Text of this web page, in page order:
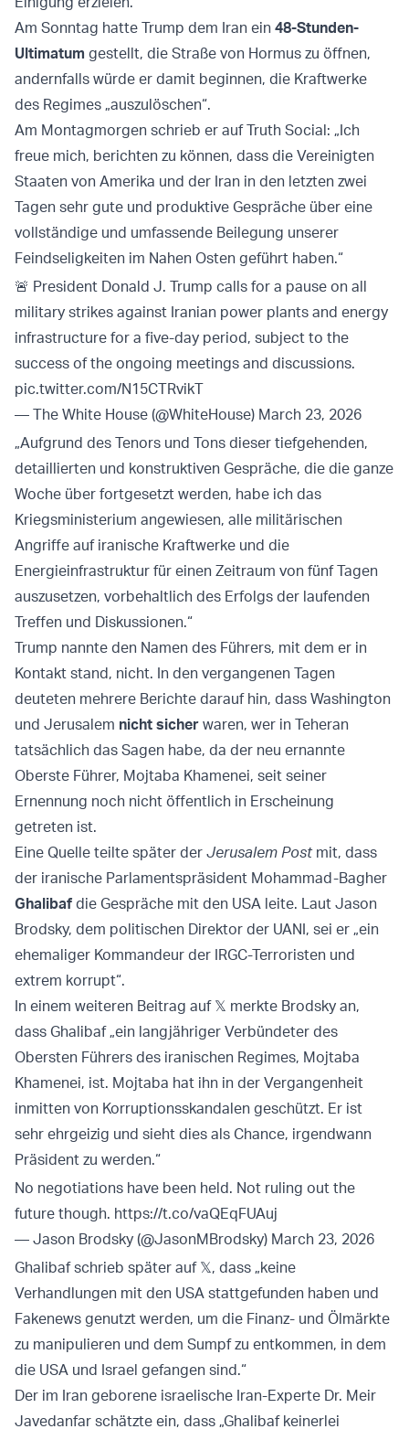
Am Sonntag hatte Trump dem Iran ein 48-Stunden-
Ultimatum gestellt, die Straße von Hormus zu öffnen,
andernfalls würde er damit beginnen, die Kraftwerke
des Regimes „auszulöschen“.
Am Montagmorgen schrieb er auf Truth Social: „Ich
freue mich, berichten zu können, dass die Vereinigten
Staaten von Amerika und der Iran in den letzten zwei
Tagen sehr gute und produktive Gespräche über eine
vollständige und umfassende Beilegung unserer
Feindseligkeiten im Nahen Osten geführt haben.“
🚨 President Donald J. Trump calls for a pause on all
military strikes against Iranian power plants and energy
infrastructure for a five-day period, subject to the
success of the ongoing meetings and discussions.
pic.twitter.com/N15CTRvikT
— The White House (@WhiteHouse) March 23, 2026
„Aufgrund des Tenors und Tons dieser tiefgehenden,
detaillierten und konstruktiven Gespräche, die die ganze
Woche über fortgesetzt werden, habe ich das
Kriegsministerium angewiesen, alle militärischen
Angriffe auf iranische Kraftwerke und die
Energieinfrastruktur für einen Zeitraum von fünf Tagen
auszusetzen, vorbehaltlich des Erfolgs der laufenden
Treffen und Diskussionen.“
Trump nannte den Namen des Führers, mit dem er in
Kontakt stand, nicht. In den vergangenen Tagen
deuteten mehrere Berichte darauf hin, dass Washington
und Jerusalem nicht sicher waren, wer in Teheran
tatsächlich das Sagen habe, da der neu ernannte
Oberste Führer, Mojtaba Khamenei, seit seiner
Ernennung noch nicht öffentlich in Erscheinung
getreten ist.
Eine Quelle teilte später der Jerusalem Postmit, dass
der iranische Parlamentspräsident Mohammad-Bagher
Ghalibaf die Gespräche mit den USA leite. Laut Jason
Brodsky, dem politischen Direktor der UANI, sei er „ein
ehemaliger Kommandeur der IRGC-Terroristen und
extrem korrupt“.
In einem weiteren Beitrag auf 𝕏 merkte Brodsky an,
dass Ghalibaf „ein langjähriger Verbündeter des
Obersten Führers des iranischen Regimes, Mojtaba
Khamenei, ist. Mojtaba hat ihn in der Vergangenheit
inmitten von Korruptionsskandalen geschützt. Er ist
sehr ehrgeizig und sieht dies als Chance, irgendwann
Präsident zu werden.“
No negotiations have been held. Not ruling out the
future though. https://t.co/vaQEqFUAuj
— Jason Brodsky (@JasonMBrodsky) March 23, 2026
Ghalibaf schrieb später auf 𝕏, dass „keine
Verhandlungen mit den USA stattgefunden haben und
Fakenews genutzt werden, um die Finanz- und Ölmärkte
zu manipulieren und dem Sumpf zu entkommen, in dem
die USA und Israel gefangen sind.“
Der im Iran geborene israelische Iran-Experte Dr. Meir
Javedanfar schätzte ein, dass „Ghalibaf keinerlei